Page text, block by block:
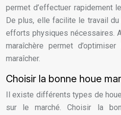
permet d’effectuer rapidement
De plus, elle facilite le travail
efforts physiques nécessaires.
maraîchère permet
maraîcher.
Choisir la bonne houe
Il existe différents types de
sur le marché. Choisir la